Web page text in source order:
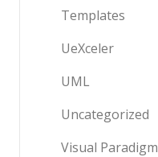
Templates
UeXceler
UML
Uncategorized
Visual Paradigm